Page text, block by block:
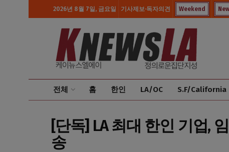
2026년 8월 7일, 금요일 기사제보·독자의견 Weekend
전체 홈 한인 LA/OC S.F/California
[단독] LA 최대 한인 기업,
송